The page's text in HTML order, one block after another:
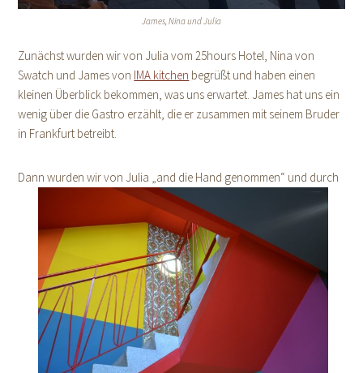
James, Nina und Julia
Zunächst wurden wir von Julia vom 25hours Hotel, Nina von
Swatch und James von IMA kitchen begrüßt und haben einen
kleinen Überblick bekommen, was uns erwartet. James hat uns ein
wenig über die Gastro erzählt, die er zusammen mit seinem Bruder
in Frankfurt betreibt.
Dann wurden wir von Julia „and die Hand genommen“ und durch